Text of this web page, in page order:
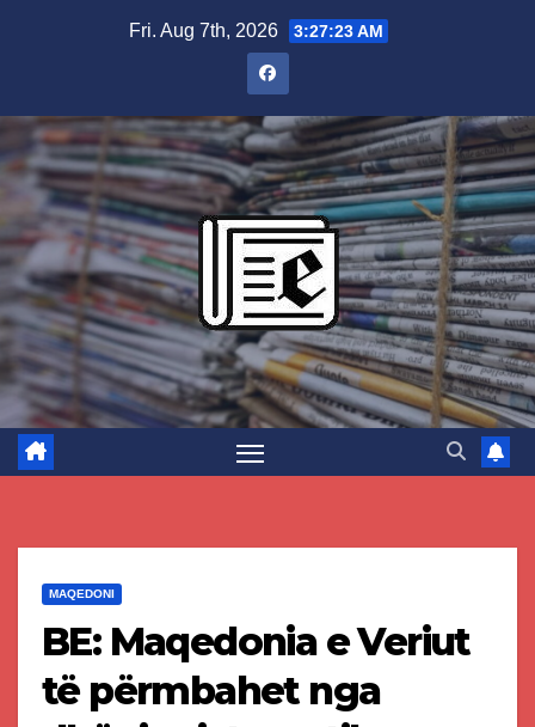
Fri. Aug 7th, 2026 3:27:25 AM
MAQEDONI
BE: Maqedonia e Veriut
të përmbahet nga